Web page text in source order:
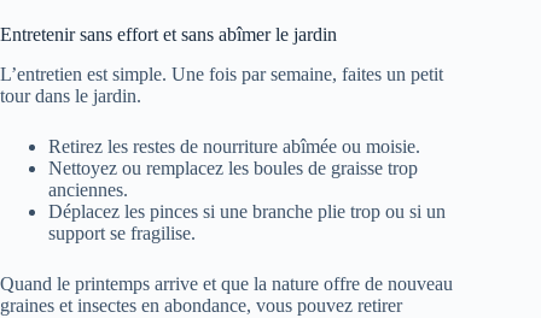
Entretenir sans effort et sans abîmer le jardin
L’entretien est simple. Une fois par semaine, faites un petit
tour dans le jardin.
Retirez les restes de nourriture abîmée ou moisie.
Nettoyez ou remplacez les boules de graisse trop
anciennes.
Déplacez les pinces si une branche plie trop ou si un
support se fragilise.
Quand le printemps arrive et que la nature offre de nouveau
graines et insectes en abondance, vous pouvez retirer